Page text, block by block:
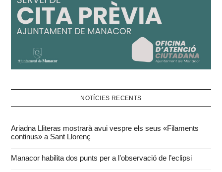
NOTÍCIES RECENTS
Ariadna Lliteras mostrarà avui vespre els seus «Filaments
continus» a Sant Llorenç
Manacor habilita dos punts per a l’observació de l’eclipsi